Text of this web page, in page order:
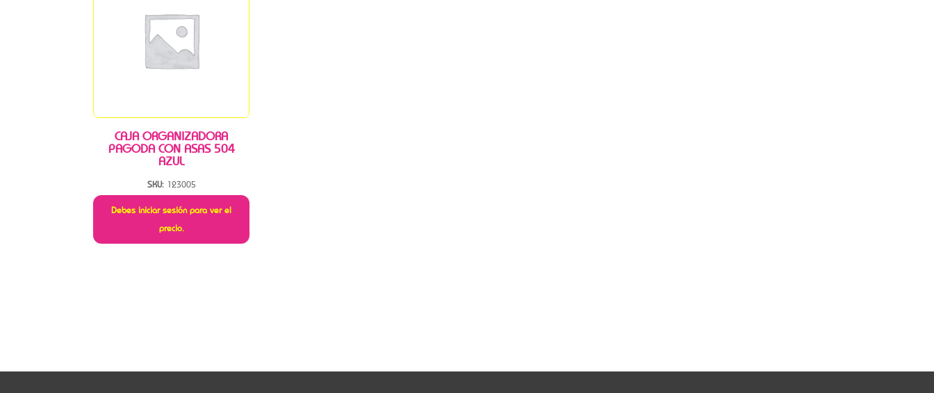
CAJA ORGANIZADORA
PAGODA CON ASAS 504
AZUL
SKU: 123005
Debes iniciar sesión para ver el
precio.